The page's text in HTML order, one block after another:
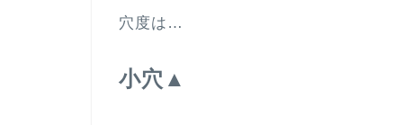
穴度は…
小穴▲